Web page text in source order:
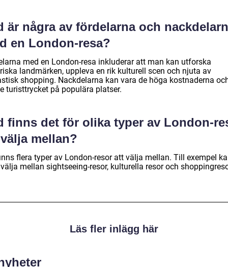
är några av fördelarna och
en London-resa?
med en London-resa inkluderar att man kan utforska
landmärken, uppleva en rik kulturell scen och njuta av
shopping. Nackdelarna kan vara de höga kostnaderna
turisttrycket på populära platser.
finns det för olika typer av London-
mellan?
flera typer av London-resor att välja mellan. Till exempel
mellan sightseeing-resor, kulturella resor och
Läs fler inlägg här